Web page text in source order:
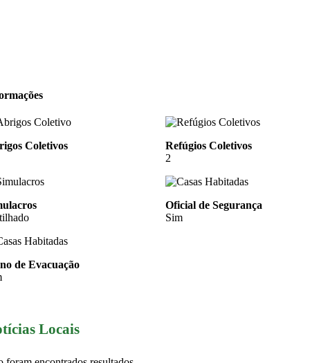
Coletivos
Refúgios Coletivos
2
Oficial de Segurança
Sim
de Evacuação
Locais